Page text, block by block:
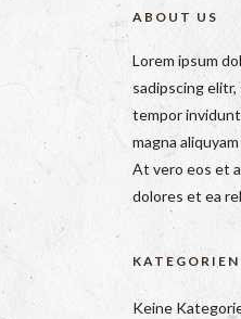
ABOUT US
Lorem ipsum
sadipscing elitr,
tempor
magna
At vero eos et
dolores et ea
KATEGORIEN
Keine